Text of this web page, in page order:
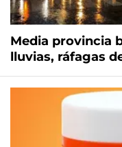
Media provincia
lluvias, ráfagas